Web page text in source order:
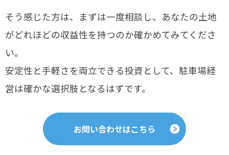
そう感じた方は、まずは一度相談し、あなたの土地
がどれほどの収益性を持つのか確かめてみてくださ
い。
安定性と手軽さを両立できる投資として、駐車場経
営は確かな選択肢となるはずです。
お問い合わせはこちら